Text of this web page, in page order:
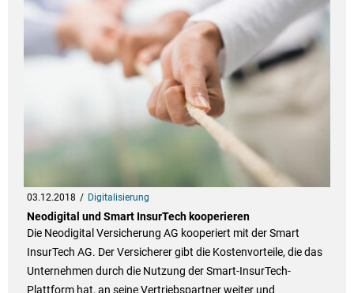
03.12.2018 Digitalisierung
Neodigital und Smart InsurTech kooperieren
Die Neodigital Versicherung AG kooperiert mit der Smart
InsurTech AG. Der Versicherer gibt die Kostenvorteile, die das
Unternehmen durch die Nutzung der Smart-InsurTech-
Plattform hat, an seine Vertriebspartner weiter und